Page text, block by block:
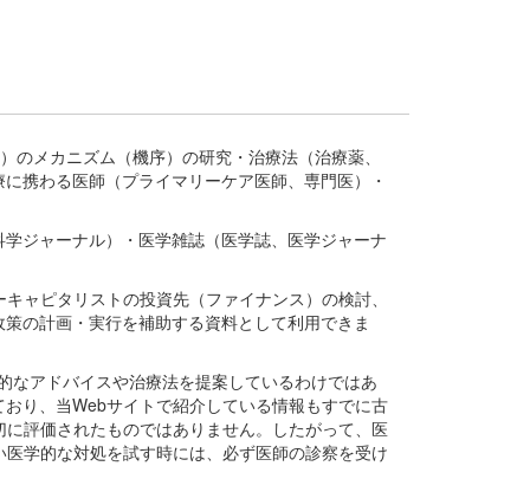
メカニズム（機序）の研究・治療法（治療薬、
携わる医師（プライマリーケア医師、専門医）・
ジャーナル）・医学雑誌（医学誌、医学ジャーナ
ャピタリストの投資先（ファイナンス）の検討、
の計画・実行を補助する資料として利用できま
アドバイスや治療法を提案しているわけではあ
り、当Webサイトで紹介している情報もすでに古
評価されたものではありません。したがって、医
学的な対処を試す時には、必ず医師の診察を受け